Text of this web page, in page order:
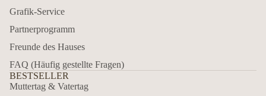
Grafik-Service
Partnerprogramm
Freunde des Hauses
FAQ (Häufig gestellte Fragen)
BESTSELLER
Muttertag & Vatertag